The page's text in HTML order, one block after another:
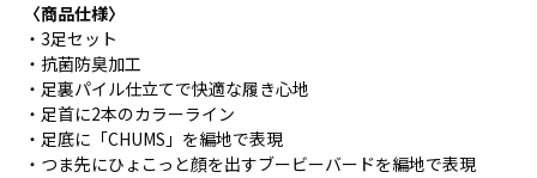
〈商品仕様〉
・3足セット
・抗菌防臭加工
・足裏パイル仕立てで快適な履き心地
・足首に2本のカラーライン
・足底に「CHUMS」を編地で表現
・つま先にひょこっと顔を出すブービーバードを編地で表現